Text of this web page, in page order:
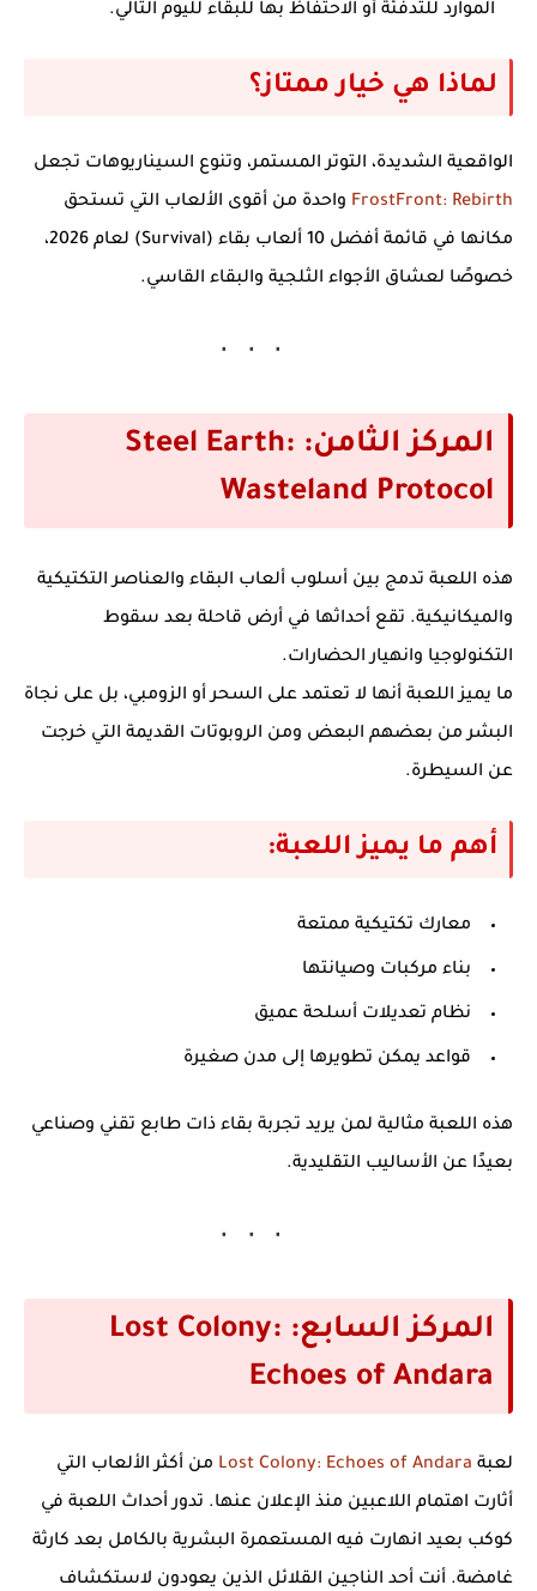
الموارد للتدفئة أو الاحتفاظ بها للبقاء لليوم التالي.
لماذا هي خيار ممتاز؟
الواقعية الشديدة، التوتر المستمر، وتنوع السيناريوهات تجعل
FrostFront: Rebirth واحدة من أقوى الألعاب التي تستحق
مكانها في قائمة أفضل 10 ألعاب بقاء (Survival) لعام 2026
،
خصوصًا لعشاق الأجواء الثلجية والبقاء القاسي.
المركز الثامن: Steel Earth:
Wasteland Protocol
هذه اللعبة تدمج بين أسلوب ألعاب البقاء والعناصر التكتيكية
والميكانيكية. تقع أحداثها في أرض قاحلة بعد سقوط
التكنولوجيا وانهيار الحضارات.
ما يميز اللعبة أنها لا تعتمد على السحر أو الزومبي، بل على نجاة
البشر من بعضهم البعض ومن الروبوتات القديمة التي خرجت
عن السيطرة.
أهم ما يميز اللعبة:
معارك تكتيكية ممتعة
بناء مركبات وصيانتها
نظام تعديلات أسلحة عميق
قواعد يمكن تطويرها إلى مدن صغيرة
هذه اللعبة مثالية لمن يريد تجربة بقاء ذات طابع تقني وصناعي
بعيدًا عن الأساليب التقليدية.
المركز السابع: Lost Colony:
Echoes of Andara
لعبة Lost Colony: Echoes of Andara من أكثر الألعاب التي
أثارت اهتمام اللاعبين منذ الإعلان عنها. تدور أحداث اللعبة في
كوكب بعيد انهارت فيه المستعمرة البشرية بالكامل بعد كارثة
غامضة. أنت أحد الناجين القلائل الذين يعودون لاستكشاف